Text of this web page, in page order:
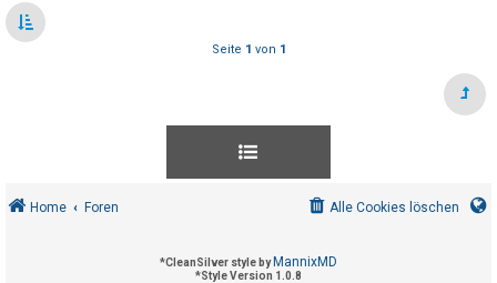
e
n
i
v
Seite 1 von 1
Home Foren Alle Cookies löschen
*CleanSilver style by MannixMD
*Style Version 1.0.8